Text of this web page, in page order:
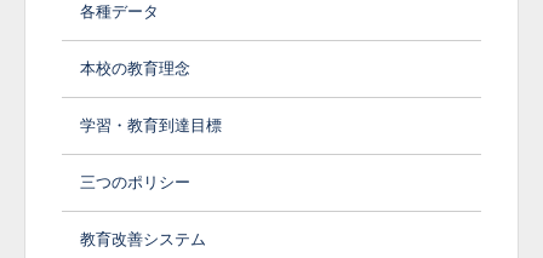
各種データ
本校の教育理念
学習・教育到達目標
三つのポリシー
教育改善システム